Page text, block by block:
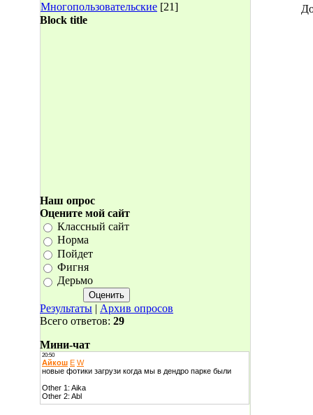
Многопользовательские [21]
Block title
Наш опрос
Оцените мой сайт
Классный сайт
Норма
Пойдет
Фигня
Дерьмо
Результаты | Архив опросов
Всего ответов: 29
Мини-чат